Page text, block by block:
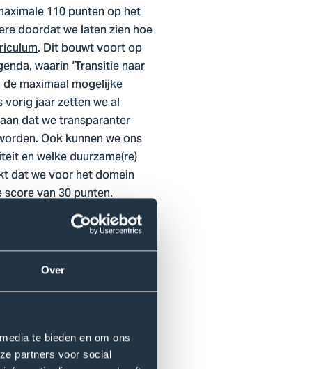
Over
te bieden en om ons
partners voor social
110 punten op het
doordat we laten zien hoe
. Dit bouwt voort op
waarin ‘Transitie naar
maximaal mogelijke
jaar zetten we al
dat we transparanter
Ook kunnen we ons
en welke duurzame(re)
dat we voor het domein
van 30 punten.
Iedere opleiding
Development Goals
Laten zien wat we al